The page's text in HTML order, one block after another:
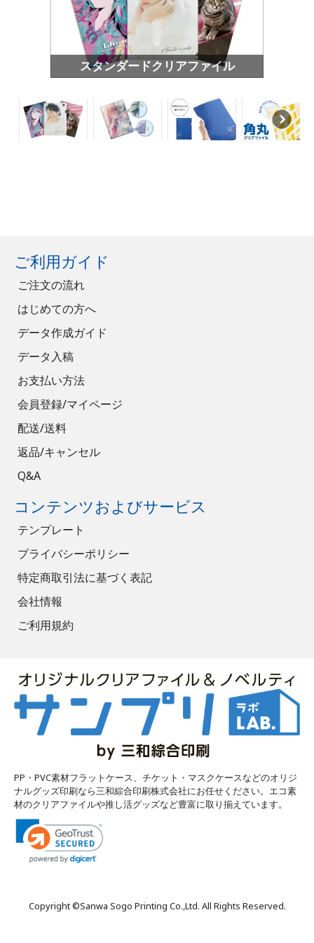
スタンダードクリアファイル
ご利用ガイド
ご注文の流れ
はじめての方へ
データ作成ガイド
データ入稿
お支払い方法
会員登録/マイページ
配送/送料
返品/キャンセル
Q&A
コンテンツおよびサービス
テンプレート
プライバシーポリシー
特定商取引法に基づく表記
会社情報
ご利用規約
PP・PVC素材フラットケース、チケット・マスクケースなどのオリジ
ナルグッズ印刷なら三和綜合印刷株式会社にお任せください。エコ素
材のクリアファイルや推し活グッズなど豊富に取り揃えています。
Copyright ©Sanwa Sogo Printing Co.,Ltd. All Rights Reserved.